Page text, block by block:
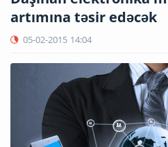
artımına təsir edəcək
05-02-2015 14:04